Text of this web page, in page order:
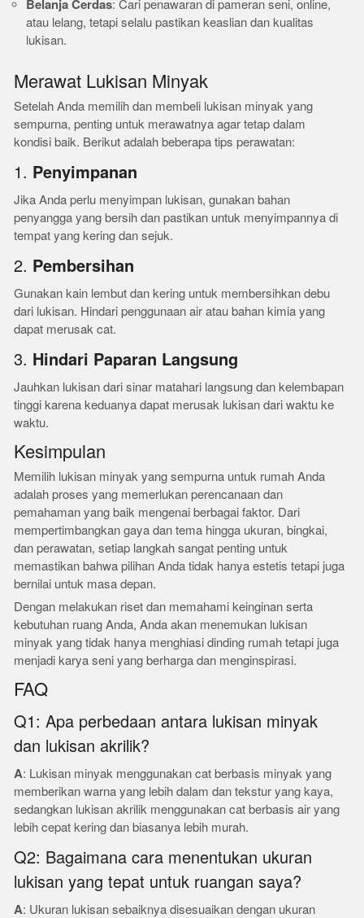
Belanja Cerdas: Cari penawaran di pameran seni, online,
atau lelang, tetapi selalu pastikan keaslian dan kualitas
lukisan.
Merawat Lukisan Minyak
Setelah Anda memilih dan membeli lukisan minyak yang
sempurna, penting untuk merawatnya agar tetap dalam
kondisi baik. Berikut adalah beberapa tips perawatan:
1. Penyimpanan
Jika Anda perlu menyimpan lukisan, gunakan bahan
penyangga yang bersih dan pastikan untuk menyimpannya di
tempat yang kering dan sejuk.
2. Pembersihan
Gunakan kain lembut dan kering untuk membersihkan debu
dari lukisan. Hindari penggunaan air atau bahan kimia yang
dapat merusak cat.
3. Hindari Paparan Langsung
Jauhkan lukisan dari sinar matahari langsung dan kelembapan
tinggi karena keduanya dapat merusak lukisan dari waktu ke
waktu.
Kesimpulan
Memilih lukisan minyak yang sempurna untuk rumah Anda
adalah proses yang memerlukan perencanaan dan
pemahaman yang baik mengenai berbagai faktor. Dari
mempertimbangkan gaya dan tema hingga ukuran, bingkai,
dan perawatan, setiap langkah sangat penting untuk
memastikan bahwa pilihan Anda tidak hanya estetis tetapi juga
bernilai untuk masa depan.
Dengan melakukan riset dan memahami keinginan serta
kebutuhan ruang Anda, Anda akan menemukan lukisan
minyak yang tidak hanya menghiasi dinding rumah tetapi juga
menjadi karya seni yang berharga dan menginspirasi.
FAQ
Q1: Apa perbedaan antara lukisan minyak
dan lukisan akrilik?
A: Lukisan minyak menggunakan cat berbasis minyak yang
memberikan warna yang lebih dalam dan tekstur yang kaya,
sedangkan lukisan akrilik menggunakan cat berbasis air yang
lebih cepat kering dan biasanya lebih murah.
Q2: Bagaimana cara menentukan ukuran
lukisan yang tepat untuk ruangan saya?
A: Ukuran lukisan sebaiknya disesuaikan dengan ukuran